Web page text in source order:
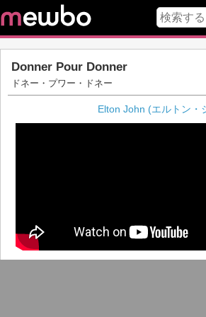
Donner Pour Donner
ドネー・プワー・ドネー
Elton John (エルトン・